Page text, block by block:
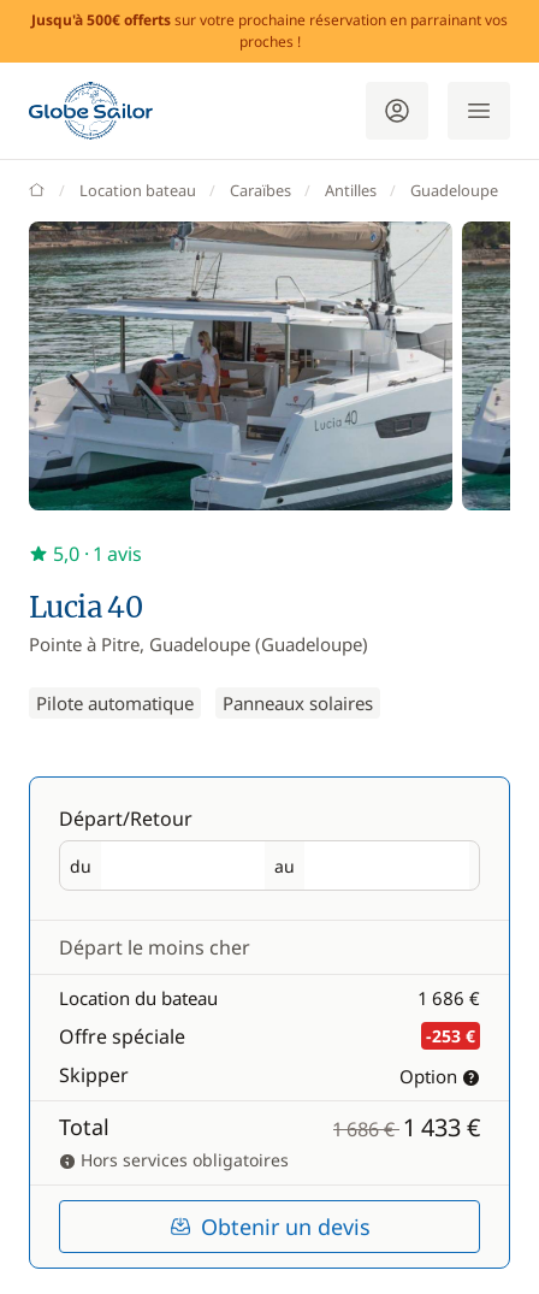
Jusqu'à 500€ offertssur votre prochaine réservation en parrainant vos
proches !
GlobeSailor
Location bateau Caraïbes Antilles Guadeloupe
Lucia 40
Pointe à Pitre, Guadeloupe (Guadeloupe)
Pilote automatique Panneaux solaires
5,0 · 1 avis
Départ/Retour
du
Départ au
Retour
Départ le moins cher
Location du bateau 1 686 €
Offre spéciale -253 €
Skipper Option
Total 1 686 €1 433 €
Hors services obligatoires
Obtenir un devis